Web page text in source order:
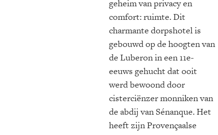
geheim van privacy en
comfort: ruimte. Dit
charmante dorpshotel is
gebouwd op de hoogten van
de Luberon in een 11e-
eeuws gehucht dat ooit
werd bewoond door
cisterciënzer monniken van
de abdij van Sénanque. Het
heeft zijn Provençaalse